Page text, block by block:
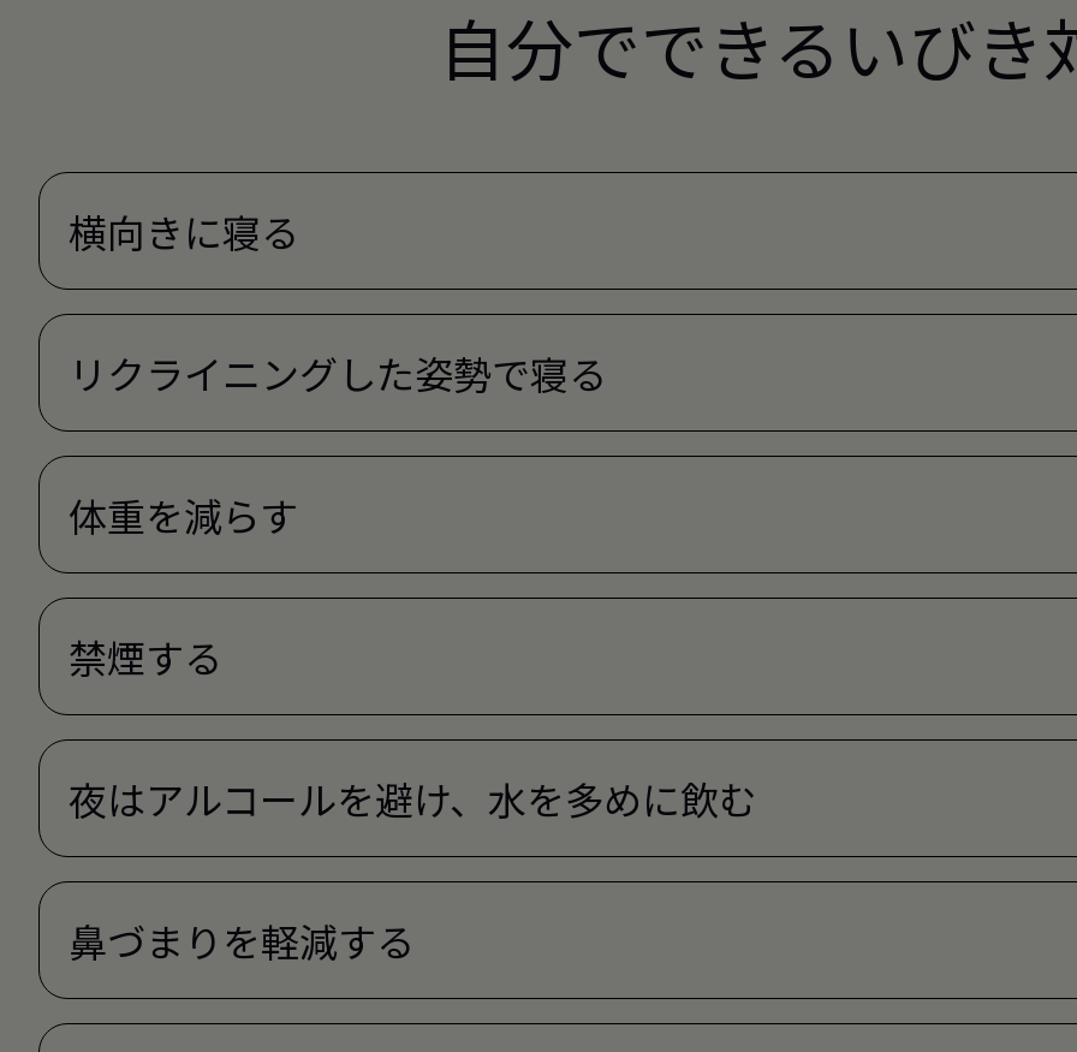
自分でできるいびき
横向きに寝る
リクライニングした姿勢で寝る
体重を減らす
禁煙する
夜はアルコールを避け、水を多めに飲む
鼻づまりを軽減する